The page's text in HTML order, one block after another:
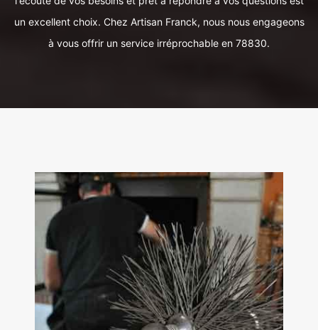
un excellent choix. Chez Artisan Franck, nous nous engageons
à vous offrir un service irréprochable en 78830.